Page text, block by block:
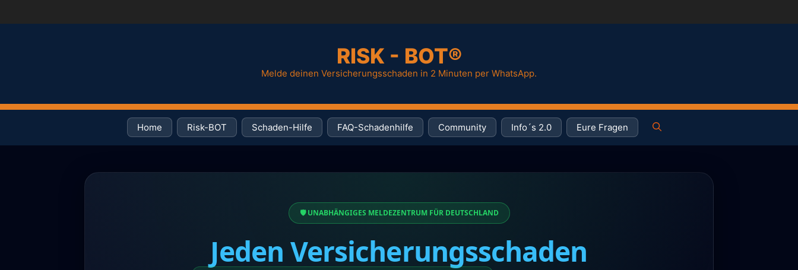
RISK - BOT®
Melde deinen Versicherungsschaden in 2 Minuten per WhatsApp.
Home Risk-BOT Schaden-Hilfe FAQ-Schadenhilfe Community Info´s 2.0 Eure Fragen
🛡️ UNABHÄNGIGES MELDEZENTRUM FÜR DEUTSCHLAND
Jeden Versicherungsschaden